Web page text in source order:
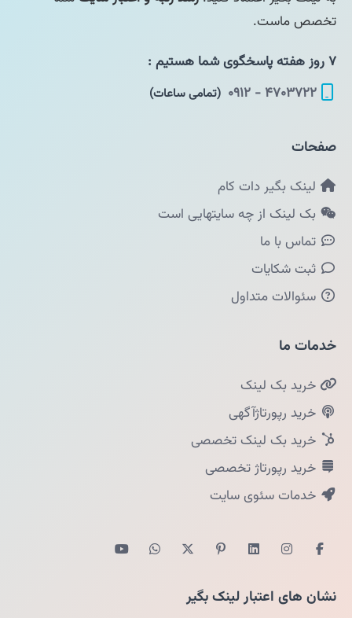
تخصص ماست.
۷ روز هفته پاسخگوی شما هستیم :
۴۷۰۳۷۲۲ - ۰۹۱۲
(تمامی ساعات)
صفحات
لینک بگیر دات کام
بک لینک از چه سایتهایی است
تماس با ما
ثبت شکایات
سئوالات متداول
خدمات ما
خرید بک لینک
خرید رپورتاژآگهی
خرید بک لینک تخصصی
خرید رپورتاژ تخصصی
خدمات سئوی سایت
نشان های اعتبار لینک بگیر